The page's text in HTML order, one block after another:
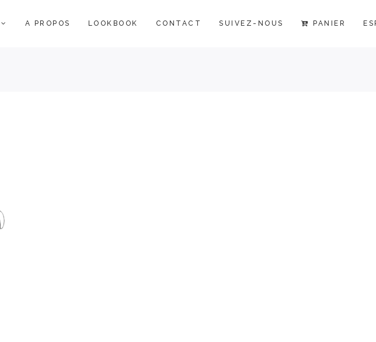
A PROPOS LOOKBOOK CONTACT SUIVEZ-NOUS PANIER